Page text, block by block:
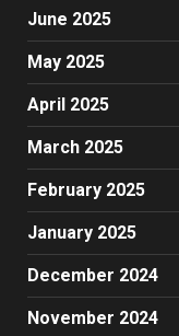
June 2025
May 2025
April 2025
March 2025
February 2025
January 2025
December 2024
November 2024